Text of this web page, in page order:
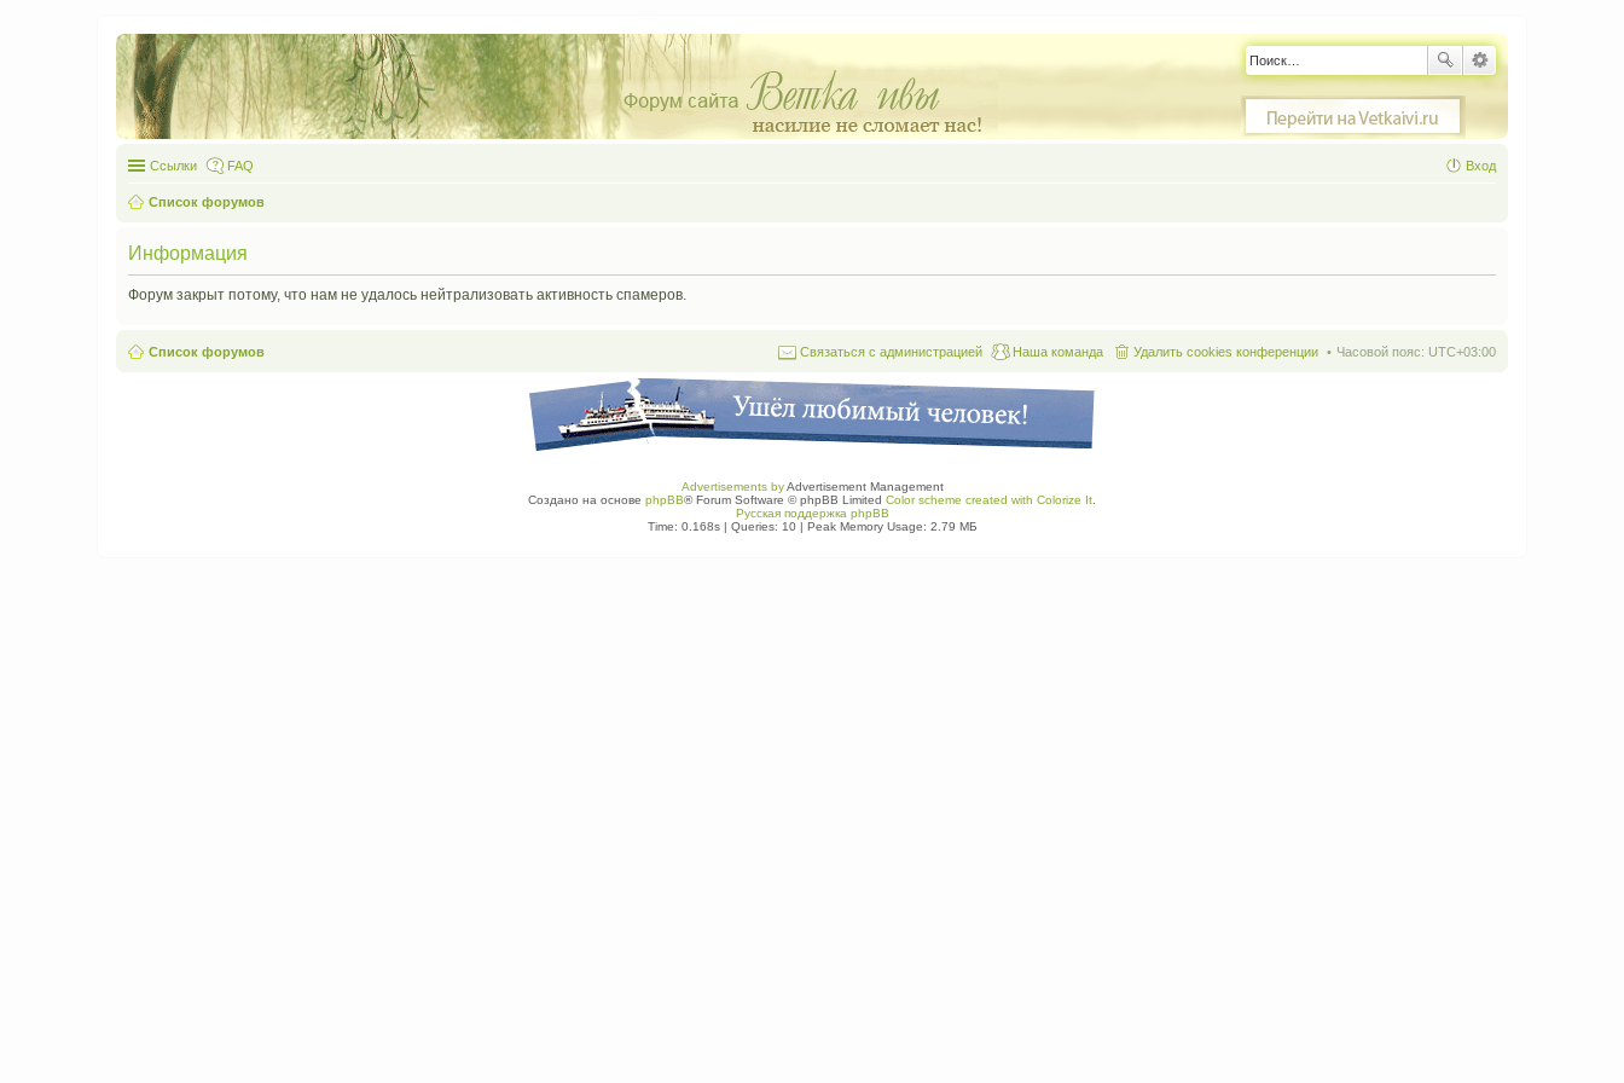
Ссылки FAQ Вход
Список форумов
Информация
Форум закрыт потому, что нам не удалось нейтрализовать активность спамеров.
Список форумов Часовой пояс: UTC+03:00
Удалить cookies конференции
Наша команда
Связаться с администрацией
Advertisements byAdvertisement Management
Создано на основе phpBB® Forum Software © phpBB Limited Color scheme created with Colorize It
Русская поддержка phpBB
Time: 0.168s| Queries: 10| Peak Memory Usage: 2.79 МБ